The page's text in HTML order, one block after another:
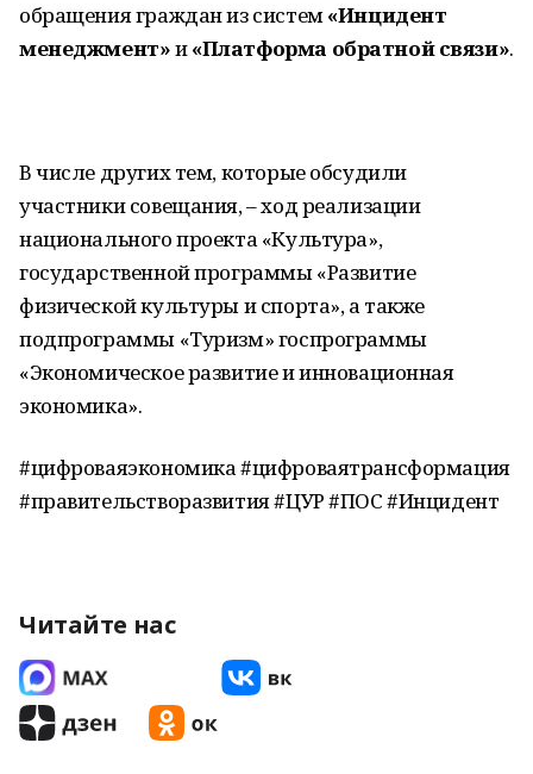
обращения граждан из систем«Инцидент
менеджмент»и«Платформа обратной связи».
В числе других тем, которые обсудили
участники совещания, – ход реализации
национального проекта «Культура»,
государственной программы «Развитие
физической культуры и спорта», а также
подпрограммы «Туризм» госпрограммы
«Экономическое развитие и инновационная
экономика».
#цифроваяэкономика #цифроваятрансформация
#правительстворазвития #ЦУР #ПОС #Инцидент
Читайте нас